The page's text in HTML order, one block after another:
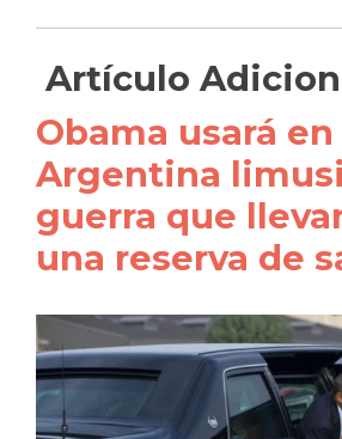
Artículo
Obama usará en
Argentina
guerra que
una reserva de